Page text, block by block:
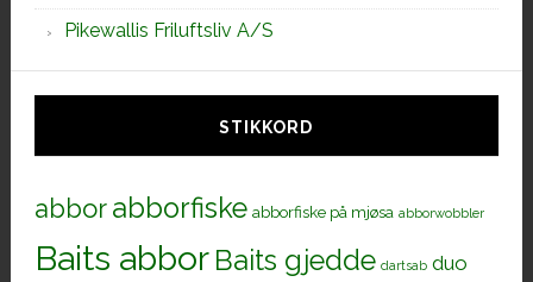
Pikewallis Friluftsliv A/S
STIKKORD
abborabborfiske abborfiske på mjøsa abborwobbler
Baits abbor Baits gjedde dartsab duo